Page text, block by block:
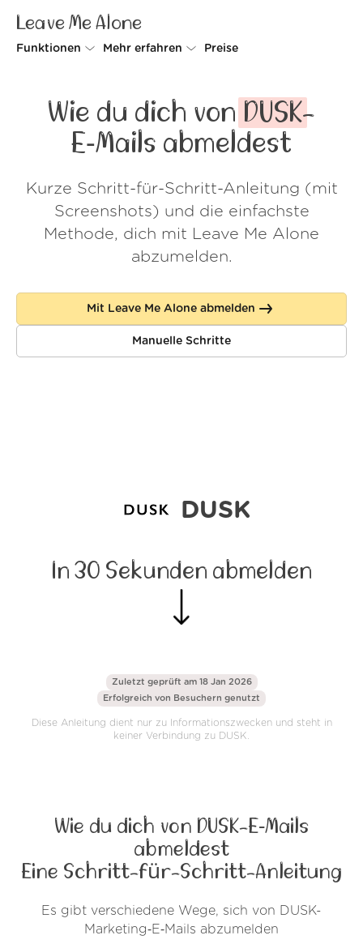
Leave Me Alone
Funktionen
Spam Blocker
Mehr erfahren
Kundenstimmen
FAQ
Preise
Wie du dich von DUSK-
E‑Mails abmeldest
Kurze Schritt-für-Schritt-Anleitung (mit
Screenshots) und die einfachste
Methode, dich mit Leave Me Alone
abzumelden.
Mit Leave Me Alone abmelden
Manuelle Schritte
DUSK
In 30 Sekunden abmelden
Zuletzt geprüft am 18 Jan 2026
Erfolgreich von Besuchern genutzt
Diese Anleitung dient nur zu Informationszwecken und steht in
keiner Verbindung zu DUSK.
Wie du dich von DUSK-E‑Mails
abmeldest
Eine Schritt-für-Schritt-Anleitung
Es gibt verschiedene Wege, sich von DUSK-
Marketing‑E‑Mails abzumelden